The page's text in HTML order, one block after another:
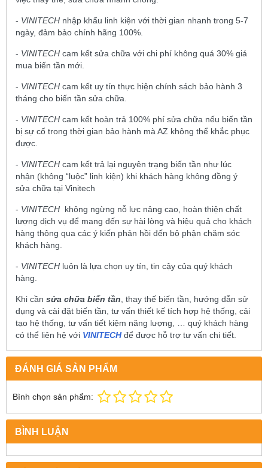
- VINITECH nhập khẩu linh kiện với thời gian nhanh trong 5-7
ngày, đảm bảo chính hãng 100%.
- VINITECH cam kết sửa chữa với chi phí không quá 30% giá
mua biến tần mới.
- VINITECH cam kết uy tín thực hiện chính sách bảo hành 3
tháng cho biến tần sửa chữa.
- VINITECH cam kết hoàn trả 100% phí sửa chữa nếu biến tần
bị sự cố trong thời gian bảo hành mà AZ không thể khắc phục
được.
- VINITECH cam kết trả lại nguyên trạng biến tần như lúc
nhận (không “luộc” linh kiện) khi khách hàng không đồng ý
sửa chữa tại Vinitech
- VINITECH không ngừng nỗ lực nâng cao, hoàn thiện chất
lượng dịch vụ để mang đến sự hài lòng và hiệu quả cho khách
hàng thông qua các ý kiến phản hồi đến bộ phận chăm sóc
khách hàng.
- VINITECH luôn là lựa chọn uy tín, tin cậy của quý khách
hàng.
Khi cần sửa chữa biến tần, thay thế biến tần, hướng dẫn sử
dụng và cài đặt biến tần, tư vấn thiết kế tích hợp hệ thống, cải
tạo hệ thống, tư vấn tiết kiệm năng lượng, … quý khách hàng
có thể liên hệ với VINITECHđể được hỗ trợ tư vấn chi tiết.
ĐÁNH GIÁ SẢN PHẨM
Bình chọn sản phẩm:
BÌNH LUẬN